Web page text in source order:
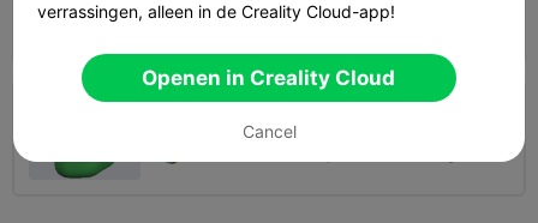
 02h 13m  1 plates 
verrassingen, alleen in de Creality Cloud-app!
Openen in Creality Cloud
Cancel